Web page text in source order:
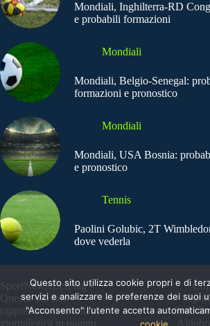
Mondiali, Inghilterra-RD
e probabili formazioni
Mondiali
Mondiali, Belgio-Senegal:
formazioni e pronostico
Mondiali
Mondiali, USA Bosnia:
e pronostico
Tennis
Paolini Golubic, 2T
dove vederla
SportNews.BetFlag -
Questo sito non
rappresenta una testata
giornalistica in quanto
Sede
Questo sito utilizza cookie propri e di
servizi e analizzare le preferenze dei suoi
"Acconsento" l'utente accetta